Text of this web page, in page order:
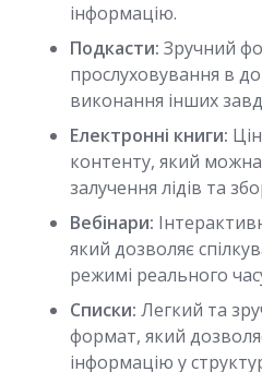
інформацію.
Подкасти: Зручний
прослуховування в
виконання інших
Електронні книги:
контенту, який
залучення лідів та
Вебінари:
який дозволяє
режимі реального
Списки: Легкий та
формат, який
інформацію у